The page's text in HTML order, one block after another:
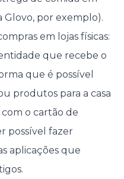
Glovo, por exemplo).
em lojas físicas:
que recebe o
que é possível
produtos para a casa
o cartão de
possível fazer
aplicações que